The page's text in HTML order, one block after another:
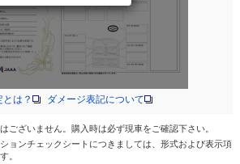
とは？ ダメージ表記について
ございません。購入時は必ず現車をご確認下さい。
ョンチェックシートにつきましては、形式および表示項
。